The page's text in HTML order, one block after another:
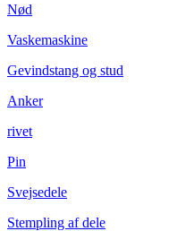
Nød
Vaskemaskine
Gevindstang og stud
Anker
rivet
Pin
Svejsedele
Stempling af dele